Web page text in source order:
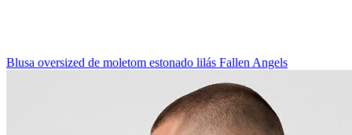
Blusa oversized de moletom estonado lilás Fallen Angels